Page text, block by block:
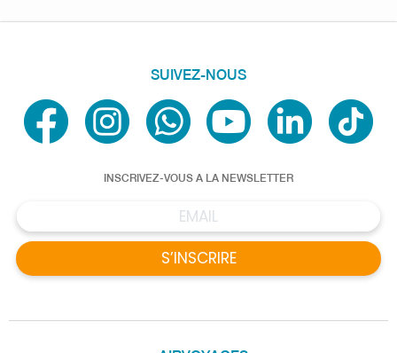
SUIVEZ-NOUS
INSCRIVEZ-VOUS A LA NEWSLETTER
S’INSCRIRE